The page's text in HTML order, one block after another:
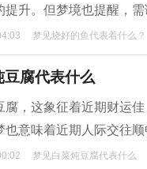
提升。但梦境也提醒，
梦见烧好的鱼代表着什么？
腐代表什么
腐，这象征着近期财运
也意味着近期人际交往
梦见白菜炖豆腐代表什么